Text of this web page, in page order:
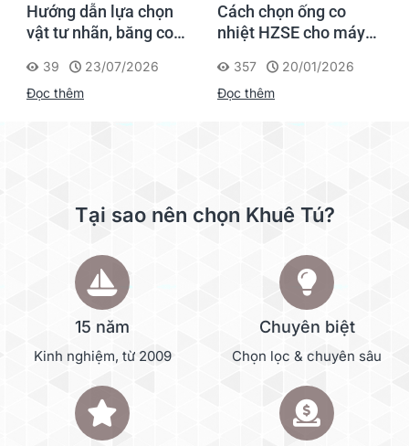
Hướng dẫn lựa chọn
vật tư nhãn, băng co
Supvan G15M Pro
39
23/07/2026
Đọc thêm
Cách chọn ống co
nhiệt HZSE cho máy in
357
20/01/2026
Đọc thêm
Tại sao nên chọn Khuê Tú?
15 năm
Kinh nghiệm, từ 2009
Chuyên biệt
Chọn lọc & chuyên sâu